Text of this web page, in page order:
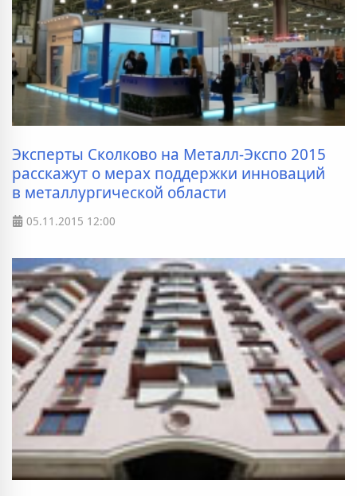
Эксперты Сколково на Металл-Экспо 2015
расскажут о мерах поддержки инноваций
в металлургической области
05.11.2015 12:00